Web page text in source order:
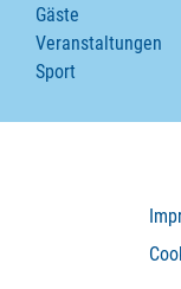
Gäste
Veranstaltungen
Sport